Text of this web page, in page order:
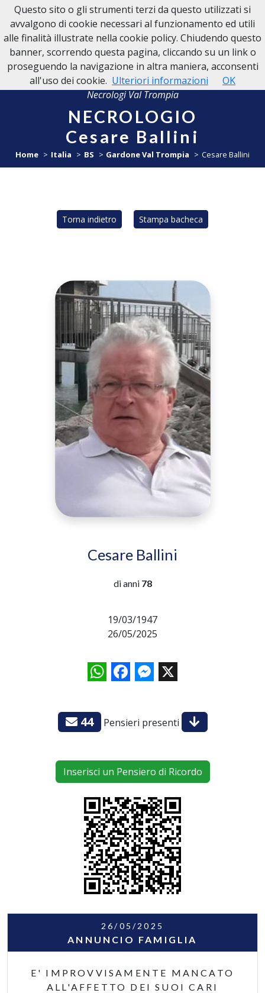
NECROLOGI VAL TROMPIA
Necrologi Val Trompia
NECROLOGIO
Cesare Ballini
Home Italia BS Gardone Val Trompia Cesare Ballini
Torna indietro Stampa bacheca
Cesare Ballini
di anni 78
19/03/1947
26/05/2025
WhatsAppFacebookMessenger
X
44 Pensieri presenti
Inserisci un Pensiero di Ricordo
26/05/2025
ANNUNCIO FAMIGLIA
E' IMPROVVISAMENTE MANCATO
ALL'AFFETTO DEI SUOI CARI
Questo sito o gli strumenti terzi da questo utilizzati si
avvalgono di cookie necessari al funzionamento ed utili
alle finalità illustrate nella cookie policy. Chiudendo questo
banner, scorrendo questa pagina, cliccando su un link o
proseguendo la navigazione in altra maniera, acconsenti
all'uso dei cookie. Ulteriori informazioni OK